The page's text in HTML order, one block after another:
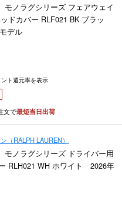
ノラグシリーズ フェアウェイ
ドカバー RLF021 BK ブラッ
デル
ト還元率を表示
文で最短当日出荷
（RALPH LAUREN）
ノラグシリーズ ドライバー用
RLH021 WH ホワイト 2026年